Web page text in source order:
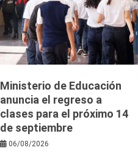
Ministerio de Educación
anuncia el regreso a
clases para el próximo 14
de septiembre
06/08/2026